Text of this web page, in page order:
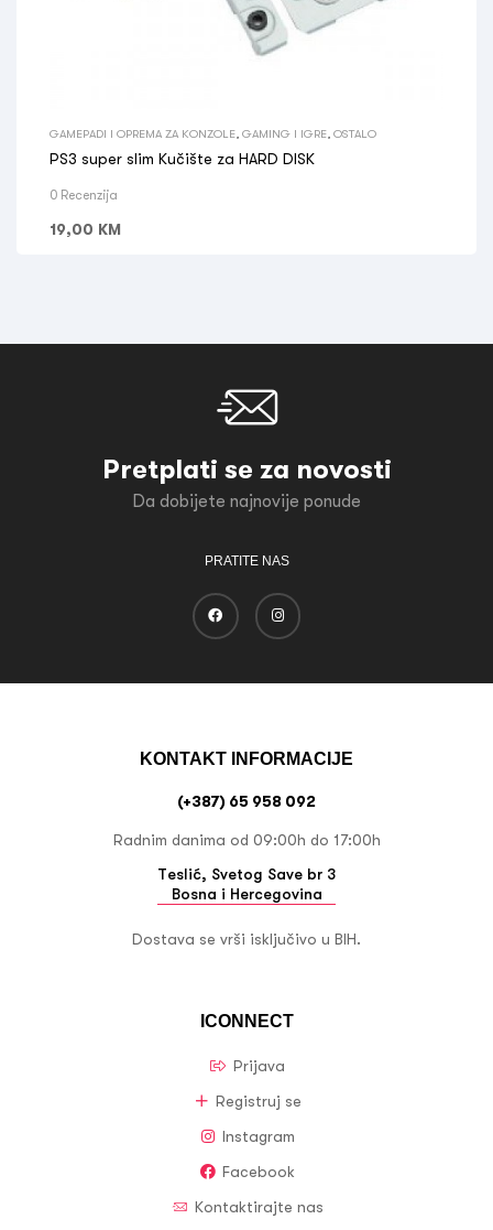
GAMEPADI I OPREMA ZA KONZOLE GAMING I IGRE OSTALO
PS3 super slim Kučište za HARD DISK
0 Recenzija
19,00 KM
Pretplati se za novosti
Da dobijete najnovije ponude
PRATITE NAS
ICONNECT
Prijava
Registruj se
Instagram
Facebook
Kontaktirajte nas
KONTAKT INFORMACIJE
(+387) 65 958 092
Radnim danima od 09:00h do 17:00h
Teslić, Svetog Save br 3
Bosna i Hercegovina
Dostava se vrši isključivo u BIH.